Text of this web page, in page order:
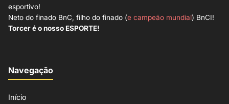
esportivo!
Neto do finado BnC, filho do finado (e campeão mundial) BnCI!
Torcer é o nosso ESPORTE!
Navegação
Início